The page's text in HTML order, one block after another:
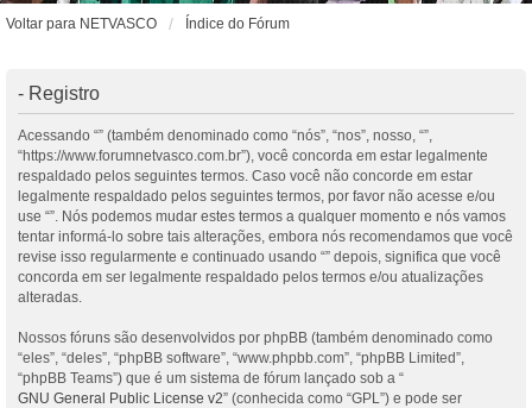
Voltar para NETVASCO
Índice do Fórum
- Registro
Acessando “” (também denominado como “nós”, “nos”, nosso, “”,
“https://www.forumnetvasco.com.br”), você concorda em estar legalmente
respaldado pelos seguintes termos. Caso você não concorde em estar
legalmente respaldado pelos seguintes termos, por favor não acesse e/ou
use “”. Nós podemos mudar estes termos a qualquer momento e nós vamos
tentar informá-lo sobre tais alterações, embora nós recomendamos que você
revise isso regularmente e continuado usando “” depois, significa que você
concorda em ser legalmente respaldado pelos termos e/ou atualizações
alteradas.
Nossos fóruns são desenvolvidos por phpBB (também denominado como
“eles”, “deles”, “phpBB software”, “www.phpbb.com”, “phpBB Limited”,
“phpBB Teams”) que é um sistema de fórum lançado sob a “
GNU General Public License v2” (conhecida como “GPL”) e pode ser